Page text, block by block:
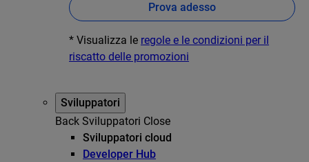
Prova adesso
* Visualizza le regole e le condizioni per il
riscatto delle promozioni
Sviluppatori
Back Sviluppatori Close
Sviluppatori cloud
Developer Hub